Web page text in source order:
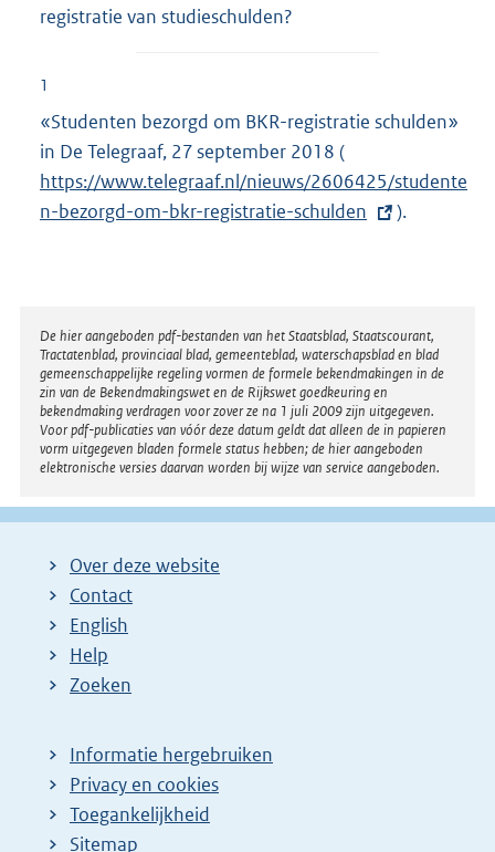
registratie van studieschulden?
1
«Studenten bezorgd om BKR-registratie schulden»
in De Telegraaf, 27 september 2018 (
x
t
e
l
i
n
k
:
https://www.telegraaf.nl/nieuws/2606425/studente
n-bezorgd-om-bkr-registratie-schulden
).
Disclaimer
De hier aangeboden pdf-bestanden van het Staatsblad, Staatscourant,
Tractatenblad, provinciaal blad, gemeenteblad, waterschapsblad en blad
gemeenschappelijke regeling vormen de formele bekendmakingen in de
zin van de Bekendmakingswet en de Rijkswet goedkeuring en
bekendmaking verdragen voor zover ze na 1 juli 2009 zijn uitgegeven.
Voor pdf-publicaties van vóór deze datum geldt dat alleen de in papieren
vorm uitgegeven bladen formele status hebben; de hier aangeboden
elektronische versies daarvan worden bij wijze van service aangeboden.
Over deze website
Contact
English
Help
Zoeken
Informatie hergebruiken
Privacy en cookies
Toegankelijkheid
Sitemap